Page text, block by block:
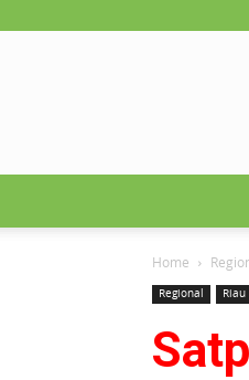
Home
Regional Riau